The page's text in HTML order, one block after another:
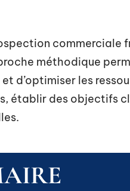
commerciale
méthodique
d’optimiser les
établir des objectifs